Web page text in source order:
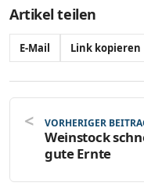
Artikel teilen
E-Mail Link kopieren
VORHERIGER
Weinstock
gute Ernte